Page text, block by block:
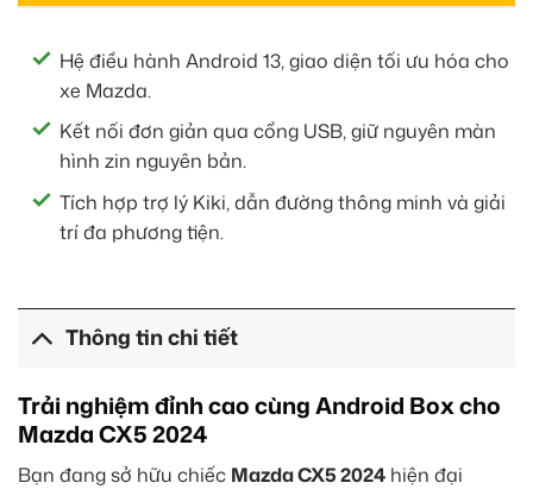
Hệ điều hành Android 13, giao diện tối ưu hóa cho
xe Mazda.
Kết nối đơn giản qua cổng USB, giữ nguyên màn
hình zin nguyên bản.
Tích hợp trợ lý Kiki, dẫn đường thông minh và giải
trí đa phương tiện.
Thông tin chi tiết
Trải nghiệm đỉnh cao cùng Android Box cho
Mazda CX5 2024
Bạn đang sở hữu chiếc Mazda CX5 2024 hiện đại